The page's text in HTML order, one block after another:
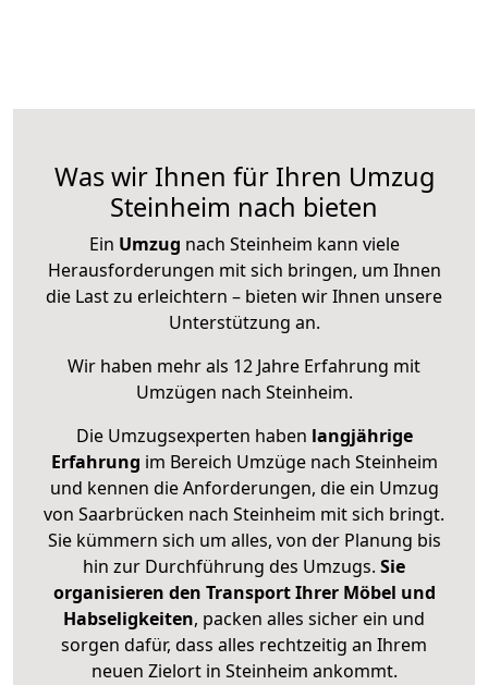
Was wir Ihnen für Ihren Umzug
Steinheim nach bieten
Ein Umzug nach Steinheim kann viele
Herausforderungen mit sich bringen, um Ihnen
die Last zu erleichtern – bieten wir Ihnen unsere
Unterstützung an.
Wir haben mehr als 12 Jahre Erfahrung mit
Umzügen nach Steinheim.
Die Umzugsexperten haben langjährige
Erfahrung im Bereich Umzüge nach Steinheim
und kennen die Anforderungen, die ein Umzug
von Saarbrücken nach Steinheim mit sich bringt.
Sie kümmern sich um alles, von der Planung bis
hin zur Durchführung des Umzugs. Sie
organisieren den Transport Ihrer Möbel und
Habseligkeiten, packen alles sicher ein und
sorgen dafür, dass alles rechtzeitig an Ihrem
neuen Zielort in Steinheim ankommt.